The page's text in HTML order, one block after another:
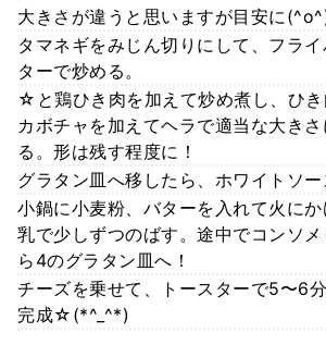
大きさが違うと思いますが目安に
タマネギをみじん切りにして、フラ
ターで炒める。
☆と鶏ひき肉を加えて炒め煮し、ひ
カボチャを加えてヘラで適当な大き
る。形は残す程度に！
グラタン皿へ移したら、ホワイトソ
小鍋に小麦粉、バターを入れて火に
乳で少しずつのばす。途中でコンソ
ら4のグラタン皿へ！
チーズを乗せて、トースターで5〜6
完成☆(*^_^*)